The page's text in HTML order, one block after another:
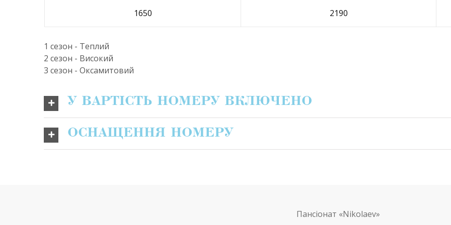
1650 2190
1 сезон - Теплий
2 сезон - Високий
3 сезон - Оксамитовий
У ВАРТІСТЬ НОМЕРУ ВКЛЮЧЕНО
ОСНАЩЕННЯ НОМЕРУ
Пансіонат «Nikolaev»